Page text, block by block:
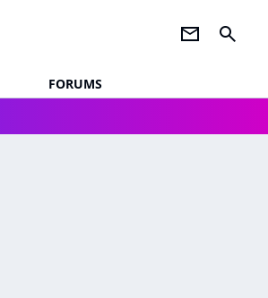
newsletter search
FORUMS